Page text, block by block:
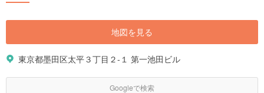
地図を見る
東京都墨田区太平３丁目２-１ 第一池田ビル
Googleで検索